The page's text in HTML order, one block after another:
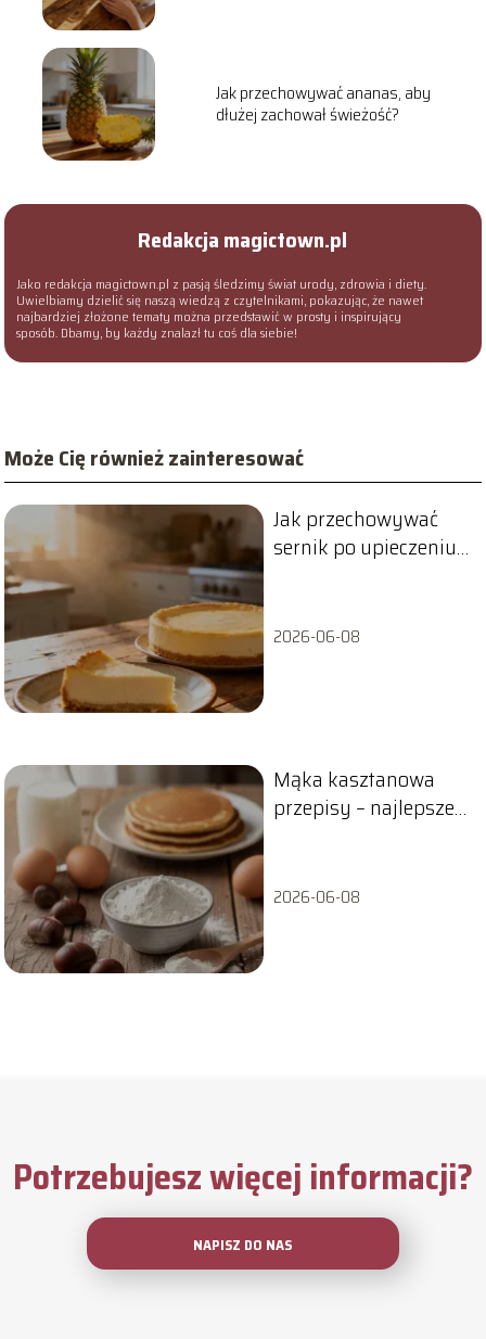
Jak przechowywać ananas, aby
dłużej zachował świeżość?
Redakcja magictown.pl
Jako redakcja magictown.pl z pasją śledzimy świat urody, zdrowia i diety.
Uwielbiamy dzielić się naszą wiedzą z czytelnikami, pokazując, że nawet
najbardziej złożone tematy można przedstawić w prosty i inspirujący
sposób. Dbamy, by każdy znalazł tu coś dla siebie!
Może Cię również zainteresować
Jak przechowywać
sernik po upieczeniu?
2026-06-08
Mąka kasztanowa
przepisy – najlepsze
2026-06-08
Potrzebujesz więcej informacji?
NAPISZ DO NAS